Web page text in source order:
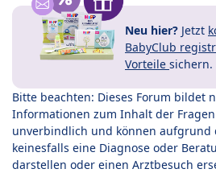
Neu hier? Jetzt
BabyClub
Vorteile sichern.
Bitte beachten: Dieses Forum bildet
Informationen zum Inhalt der
unverbindlich und können aufgrund
keinesfalls eine Diagnose oder
darstellen oder einen Arztbesuch